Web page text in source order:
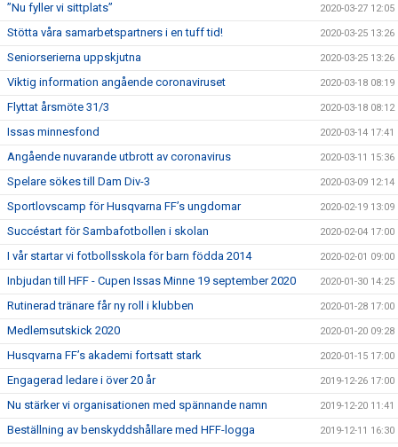
”Nu fyller vi sittplats” 2020-03-27 12:05
Stötta våra samarbetspartners i en tuff tid! 2020-03-25 13:26
Seniorserierna uppskjutna 2020-03-25 13:26
Viktig information angående coronaviruset 2020-03-18 08:19
Flyttat årsmöte 31/3 2020-03-18 08:12
Issas minnesfond 2020-03-14 17:41
Angående nuvarande utbrott av coronavirus 2020-03-11 15:36
Spelare sökes till Dam Div-3 2020-03-09 12:14
Sportlovscamp för Husqvarna FF’s ungdomar 2020-02-19 13:09
Succéstart för Sambafotbollen i skolan 2020-02-04 17:00
I vår startar vi fotbollsskola för barn födda 2014 2020-02-01 09:00
Inbjudan till HFF - Cupen Issas Minne 19 september 2020 2020-01-30 14:25
Rutinerad tränare får ny roll i klubben 2020-01-28 17:00
Medlemsutskick 2020 2020-01-20 09:28
Husqvarna FF’s akademi fortsatt stark 2020-01-15 17:00
Engagerad ledare i över 20 år 2019-12-26 17:00
Nu stärker vi organisationen med spännande namn 2019-12-20 11:41
Beställning av benskyddshållare med HFF-logga 2019-12-11 16:30